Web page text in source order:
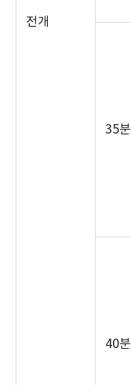
전개
35분
40분